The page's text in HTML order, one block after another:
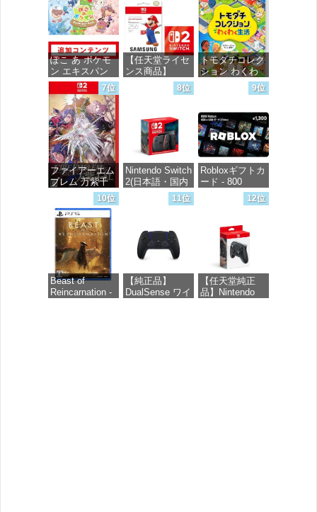
価格：¥5,000
ぽこ あ ポケモ
ン エキスパン
ションパス|オン
ラインコード版
価格：¥4,400
【任天堂ライセ
ンス商品】
256GB for
Nintendo Switch
2(サムスン マイ
クロSDエクス
プレスカード
256GB)
【Amazon.co.jp
Nintendo S
価格：¥9,980
トモダチコレク
ション わくわ
く生活 -Switch
7位
ファイアーエム
ブレム 万紫千
紅 -Switch2
価格：¥8,979
8位
Nintendo Switch
2(日本語・国内
9位
Robloxギフトカ
ード - 800
Robux 【限定バ
ーチャルアイテ
【オンラインゲ
ームコード】
ロブロックス |
オンラインコー
ド版
価格：¥1,300
10位
Beast of
Reincarnation -
11位
【純正品】
DualSense ワイ
12位
【任天堂純正
品】Nintendo